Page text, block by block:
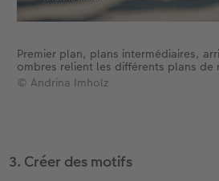
Premier plan, plans intermédiaires,
ombres relient les différents plans de
© Andrina Imholz
3. Créer des motifs